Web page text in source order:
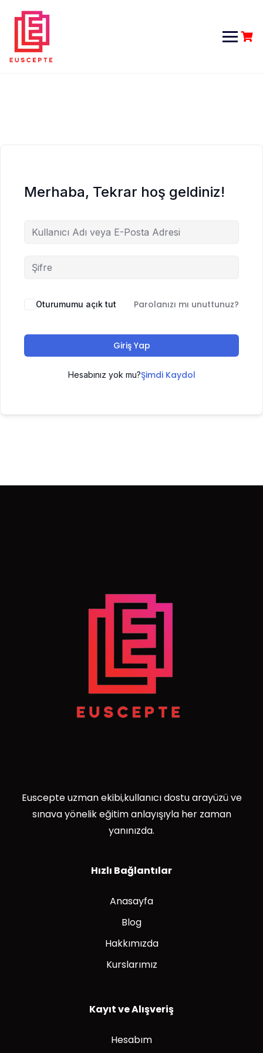
content
Merhaba, Tekrar hoş geldiniz!
Oturumumu açık tut Parolanızı mı unuttunuz?
Giriş Yap
Hesabınız yok mu?Şimdi Kaydol
Euscepte uzman ekibi,kullanıcı dostu arayüzü ve
sınava yönelik eğitim anlayışıyla her zaman
yanınızda.
Hızlı Bağlantılar
Anasayfa
Blog
Hakkımızda
Kurslarımız
Kayıt ve Alışveriş
Hesabım